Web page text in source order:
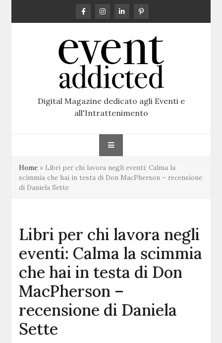
Digital Magazine dedicato agli Eventi e
all'Intrattenimento
Home » Libri per chi lavora negli eventi: Calma la
scimmia che hai in testa di Don MacPherson – recensione
di Daniela Sette
Libri per chi lavora negli
eventi: Calma la scimmia
che hai in testa di Don
MacPherson –
recensione di Daniela
Sette